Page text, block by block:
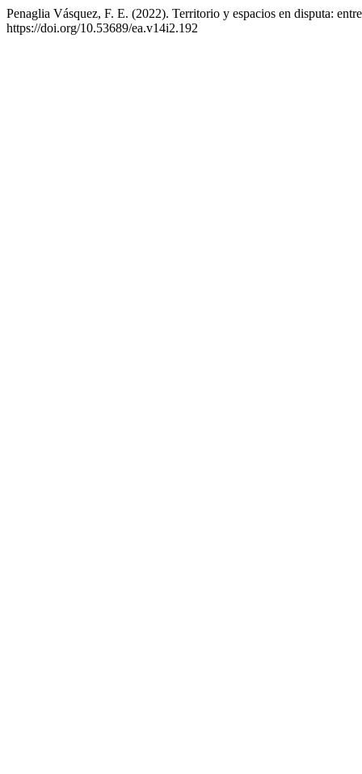
Penaglia Vásquez, F. E. (2022). Territorio y espacios en disputa:
https://doi.org/10.53689/ea.v14i2.192